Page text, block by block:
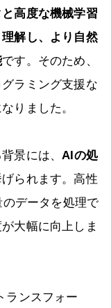
高度な機械学習
解し、より自然
です。そのため、
ラミング支援な
りました。
景には、 AIの処
げられます。高性
データを処理で
大幅に向上しま
ランスフォー